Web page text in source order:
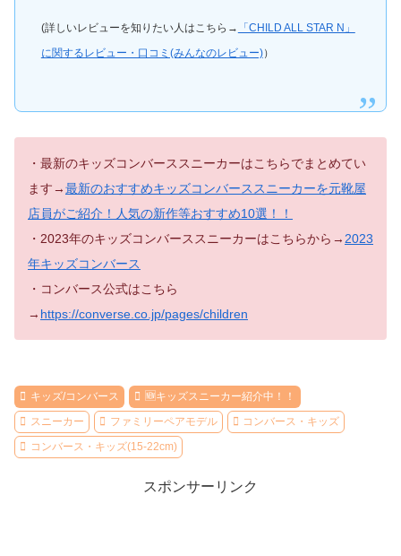
(詳しいレビューを知りたい人はこちら→
「CHILD ALL STAR N」
に関するレビュー・口コミ(みんなのレビュー)）
・最新のキッズコンバーススニーカーはこちらでまとめてい
ます→最新のおすすめキッズコンバーススニーカーを元靴屋
店員がご紹介！人気の新作等おすすめ10選！！
・2023年のキッズコンバーススニーカーはこちらから→2023
年キッズコンバース
・コンバース公式はこちら
→ https://converse.co.jp/pages/children
キッズ/コンバース
🆕キッズスニーカー紹介中！！
スニーカー
ファミリーペアモデル
コンバース・キッズ
コンバース・キッズ(15-22cm)
スポンサーリンク